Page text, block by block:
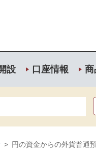
設 口座情報 商
> 円の資金からの外貨普通